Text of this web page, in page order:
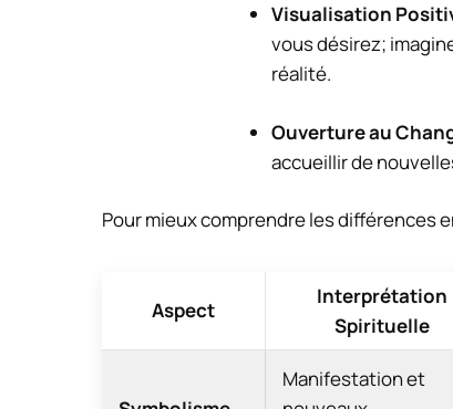
Visualisation
vous désirez;
réalité.
Ouverture au
accueillir de
Pour mieux comprendre les différences
Aspect
Interprétation
Spirituelle
Manifestation et